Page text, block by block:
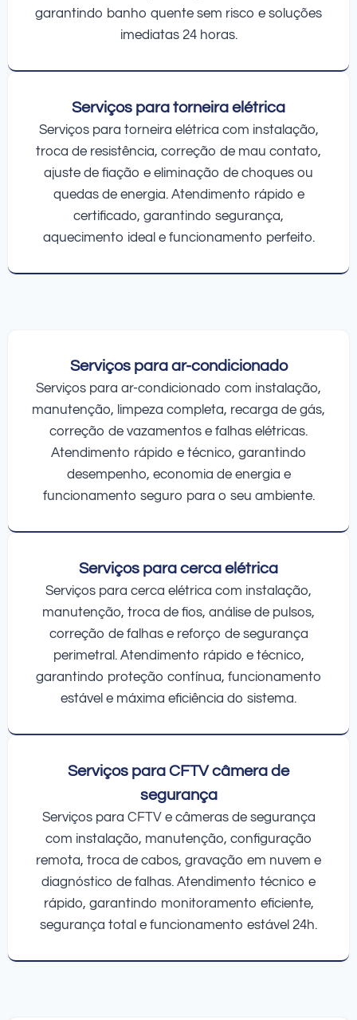
garantindo banho quente sem risco e soluções
imediatas 24 horas.
Serviços para torneira elétrica
Serviços para torneira elétrica com instalação,
troca de resistência, correção de mau contato,
ajuste de fiação e eliminação de choques ou
quedas de energia. Atendimento rápido e
certificado, garantindo segurança,
aquecimento ideal e funcionamento perfeito.
Serviços para ar-condicionado
Serviços para ar-condicionado com instalação,
manutenção, limpeza completa, recarga de gás,
correção de vazamentos e falhas elétricas.
Atendimento rápido e técnico, garantindo
desempenho, economia de energia e
funcionamento seguro para o seu ambiente.
Serviços para cerca elétrica
Serviços para cerca elétrica com instalação,
manutenção, troca de fios, análise de pulsos,
correção de falhas e reforço de segurança
perimetral. Atendimento rápido e técnico,
garantindo proteção contínua, funcionamento
estável e máxima eficiência do sistema.
Serviços para CFTV câmera de
segurança
Serviços para CFTV e câmeras de segurança
com instalação, manutenção, configuração
remota, troca de cabos, gravação em nuvem e
diagnóstico de falhas. Atendimento técnico e
rápido, garantindo monitoramento eficiente,
segurança total e funcionamento estável 24h.